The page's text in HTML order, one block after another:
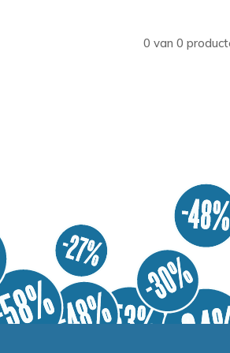
0 van 0